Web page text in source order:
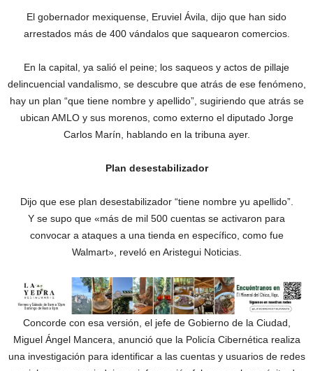
El gobernador mexiquense, Eruviel Ávila, dijo que han sido
arrestados más de 400 vándalos que saquearon comercios.
En la capital, ya salió el peine; los saqueos y actos de pillaje
delincuencial vandalismo, se descubre que atrás de ese fenómeno,
hay un plan “que tiene nombre y apellido”, sugiriendo que atrás se
ubican AMLO y sus morenos, como externo el diputado Jorge
Carlos Marín, hablando en la tribuna ayer.
Plan desestabilizador
Dijo que ese plan desestabilizador “tiene nombre yu apellido”.
Y se supo que «más de mil 500 cuentas se activaron para
convocar a ataques a una tienda en específico, como fue
Walmart», reveló en Aristegui Noticias.
Concorde con esa versión, el jefe de Gobierno de la Ciudad,
Miguel Ángel Mancera, anunció que la Policía Cibernética realiza
una investigación para identificar a las cuentas y usuarios de redes